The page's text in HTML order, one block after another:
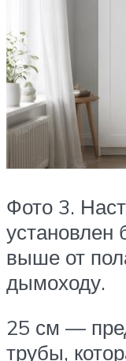
Фото 3.
установлен
выше от
дымоходу.
25 см —
трубы,